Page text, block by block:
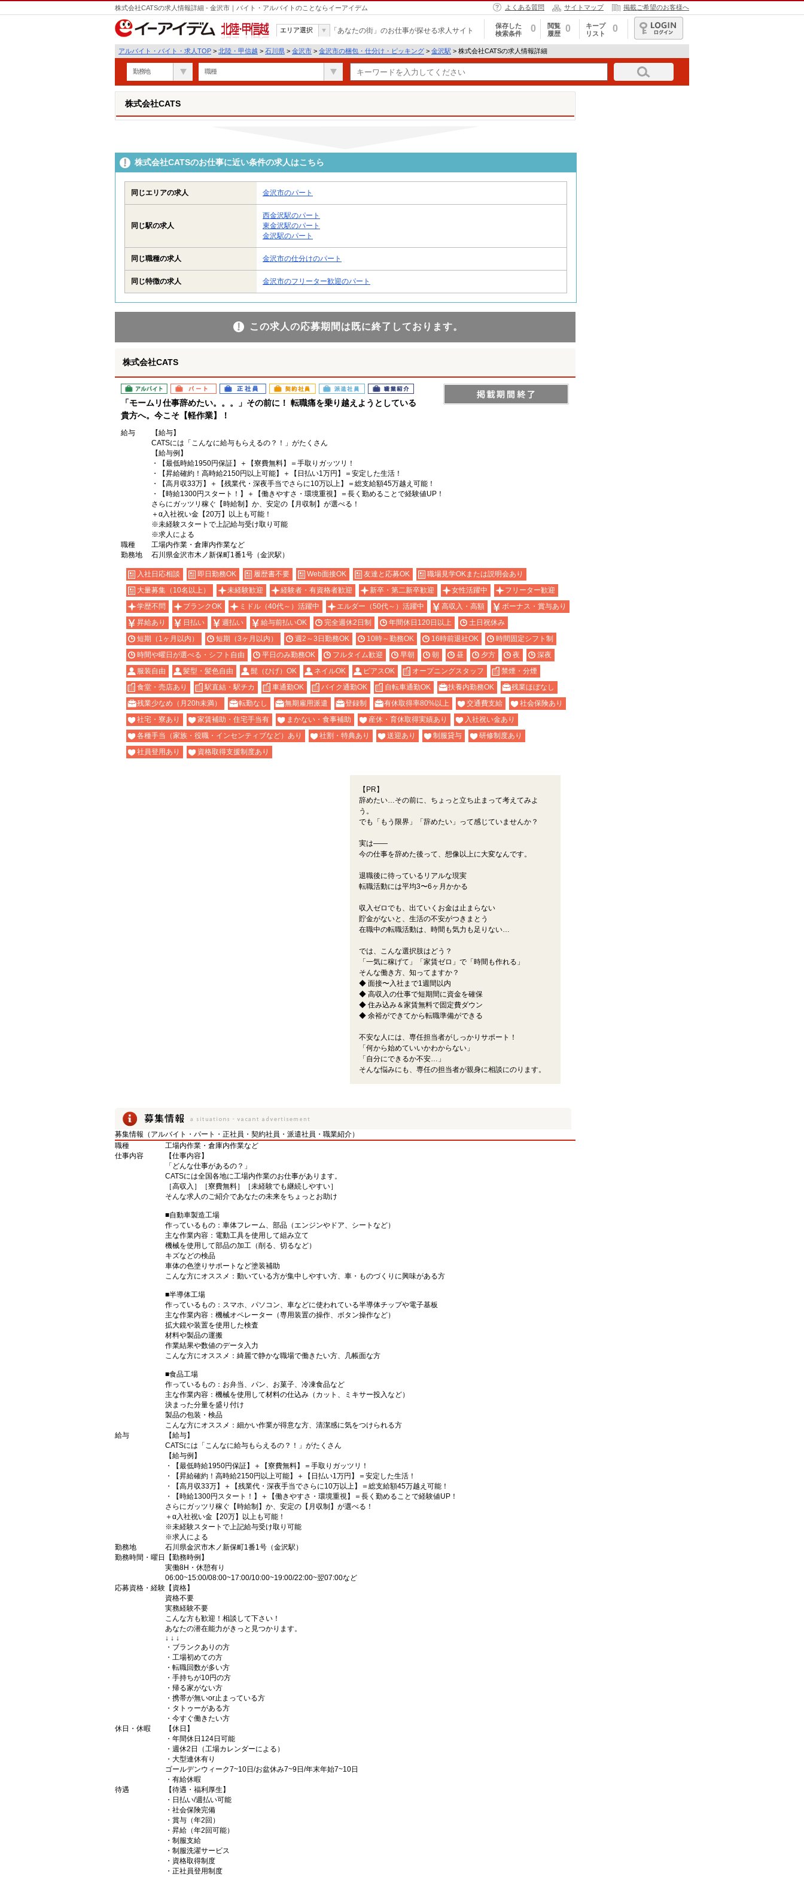
株式会社CATSの求人情報詳細 - 金沢市｜バイト・アルバイトのことならイーアイデム よくある質問 サイトマップ 掲載ご希望のお客様へ
北陸・甲信越
エリア選択 「あなたの街」のお仕事が探せる求人サイト
保存した
検索条件
0
閲覧
履歴
0
キープ
リスト
0
ログイン
アルバイト・バイト・求人TOP > 北陸・甲信越 > 石川県 > 金沢市 > 金沢市の梱包・仕分け・ピッキング > 金沢駅 > 株式会社CATSの求人情報詳細
勤務地 職種
株式会社CATS
株式会社CATSのお仕事に近い条件の求人はこちら
同じエリアの求人 金沢市のパート
同じ駅の求人
西金沢駅のパート
東金沢駅のパート
金沢駅のパート
同じ職種の求人 金沢市の仕分けのパート
同じ特徴の求人 金沢市のフリーター歓迎のパート
この求人の応募期間は既に終了しております。
株式会社CATS
アルバイト パート 契約社員 派遣社員 職業紹介
「モームリ仕事辞めたい。。。」その前に！ 転職痛を乗り越えようとしている
貴方へ。今こそ【軽作業】！
給与
【給与】
CATSには「こんなに給与もらえるの？！」がたくさん
【給与例】
・【最低時給1950円保証】＋【寮費無料】＝手取りガッツリ！
・【昇給確約！高時給2150円以上可能】＋【日払い1万円】＝安定した生活！
・【高月収33万】＋【残業代・深夜手当でさらに10万以上】＝総支給額45万越え可能！
・【時給1300円スタート！】＋【働きやすさ・環境重視】＝長く勤めることで経験値UP！
さらにガッツリ稼ぐ【時給制】か、安定の【月収制】が選べる！
＋α入社祝い金【20万】以上も可能！
※未経験スタートで上記給与受け取り可能
※求人による
職種
工場内作業・倉庫内作業など
勤務地
石川県金沢市木ノ新保町1番1号（金沢駅）
入社日応相談 即日勤務OK 履歴書不要 Web面接OK 友達と応募OK
職場見学OKまたは説明会あり
大量募集（10名以上）
未経験歓迎 経験者・有資格者歓迎 新卒・第二新卒歓迎 女性活躍中
フリーター歓迎
学歴不問
ブランクOK ミドル（40代～）活躍中 エルダー（50代～）活躍中 高収入・高額
ボーナス・賞与あり
昇給あり
日払い 週払い 給与前払いOK 完全週休2日制 年間休日120日以上
土日祝休み
短期（1ヶ月以内）
短期（3ヶ月以内） 週2～3日勤務OK 10時～勤務OK 16時前退社OK
時間固定シフト制
時間や曜日が選べる・シフト自由
平日のみ勤務OK フルタイム歓迎 早朝 朝 昼 夕方 夜
深夜
服装自由
髪型・髪色自由 髭（ひげ）OK ネイルOK ピアスOK オープニングスタッフ
禁煙・分煙
食堂・売店あり
駅直結・駅チカ 車通勤OK バイク通勤OK 自転車通勤OK 扶養内勤務OK
残業ほぼなし
残業少なめ（月20h未満）
転勤なし 無期雇用派遣 登録制 有休取得率80%以上 交通費支給
社会保険あり
社宅・寮あり
家賃補助・住宅手当有 まかない・食事補助 産休・育休取得実績あり
入社祝い金あり
各種手当（家族・役職・インセンティブなど）あり
社割・特典あり 送迎あり 制服貸与
研修制度あり
社員登用あり
資格取得支援制度あり
【PR】
辞めたい…その前に、ちょっと立ち止まって考えてみよ
う。
でも「もう限界」「辞めたい」って感じていませんか？
実は――
今の仕事を辞めた後って、想像以上に大変なんです。
退職後に待っているリアルな現実
転職活動には平均3〜6ヶ月かかる
収入ゼロでも、出ていくお金は止まらない
貯金がないと、生活の不安がつきまとう
在職中の転職活動は、時間も気力も足りない…
では、こんな選択肢はどう？
「一気に稼げて」「家賃ゼロ」で「時間も作れる」
そんな働き方、知ってますか？
◆ 面接〜入社まで1週間以内
◆ 高収入の仕事で短期間に資金を確保
◆ 住み込み＆家賃無料で固定費ダウン
◆ 余裕ができてから転職準備ができる
不安な人には、専任担当者がしっかりサポート！
「何から始めていいかわからない」
「自分にできるか不安…」
そんな悩みにも、専任の担当者が親身に相談にのります。
募集情報（アルバイト・パート・正社員・契約社員・派遣社員・職業紹介）
職種
工場内作業・倉庫内作業など
仕事内容
【仕事内容】
「どんな仕事があるの？」
CATSには全国各地に工場内作業のお仕事があります。
［高収入］［寮費無料］［未経験でも継続しやすい］
そんな求人のご紹介であなたの未来をちょっとお助け
■自動車製造工場
作っているもの：車体フレーム、部品（エンジンやドア、シートなど）
主な作業内容：電動工具を使用して組み立て
機械を使用して部品の加工（削る、切るなど）
キズなどの検品
車体の色塗りサポートなど塗装補助
こんな方にオススメ：動いている方が集中しやすい方、車・ものづくりに興味がある方
■半導体工場
作っているもの：スマホ、パソコン、車などに使われている半導体チップや電子基板
主な作業内容：機械オペレーター（専用装置の操作、ボタン操作など）
拡大鏡や装置を使用した検査
材料や製品の運搬
作業結果や数値のデータ入力
こんな方にオススメ：綺麗で静かな職場で働きたい方、几帳面な方
■食品工場
作っているもの：お弁当、パン、お菓子、冷凍食品など
主な作業内容：機械を使用して材料の仕込み（カット、ミキサー投入など）
決まった分量を盛り付け
製品の包装・検品
こんな方にオススメ：細かい作業が得意な方、清潔感に気をつけられる方
給与
【給与】
CATSには「こんなに給与もらえるの？！」がたくさん
【給与例】
・【最低時給1950円保証】＋【寮費無料】＝手取りガッツリ！
・【昇給確約！高時給2150円以上可能】＋【日払い1万円】＝安定した生活！
・【高月収33万】＋【残業代・深夜手当でさらに10万以上】＝総支給額45万越え可能！
・【時給1300円スタート！】＋【働きやすさ・環境重視】＝長く勤めることで経験値UP！
さらにガッツリ稼ぐ【時給制】か、安定の【月収制】が選べる！
＋α入社祝い金【20万】以上も可能！
※未経験スタートで上記給与受け取り可能
※求人による
勤務地
石川県金沢市木ノ新保町1番1号（金沢駅）
勤務時間・曜日
【勤務時例】
実働8H・休憩有り
06:00~15:00/08:00~17:00/10:00~19:00/22:00~翌07:00など
応募資格・経験 【資格】
資格不要
実務経験不要
こんな方も歓迎！相談して下さい！
あなたの潜在能力がきっと見つかります。
↓ ↓ ↓
・ブランクありの方
・工場初めての方
・転職回数が多い方
・手持ちが10円の方
・帰る家がない方
・携帯が無いor止まっている方
・タトゥーがある方
・今すぐ働きたい方
休日・休暇
【休日】
・年間休日124日可能
・週休2日（工場カレンダーによる）
・大型連休有り
ゴールデンウィーク7~10日/お盆休み7~9日/年末年始7~10日
・有給休暇
待遇
【待遇・福利厚生】
・日払い/週払い可能
・社会保険完備
・賞与（年2回）
・昇給（年2回可能）
・制服支給
・制服洗濯サービス
・資格取得制度
・正社員登用制度